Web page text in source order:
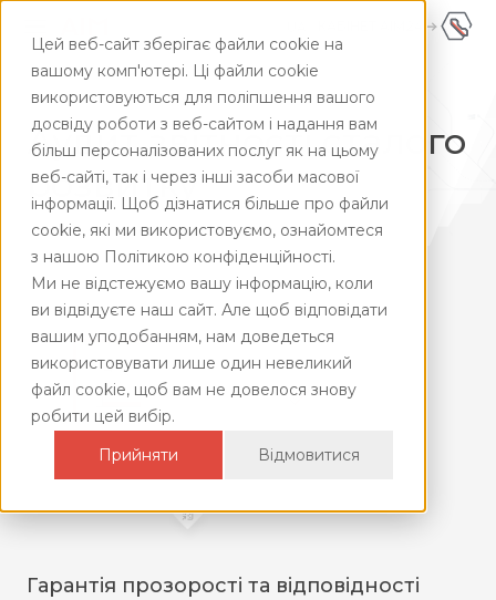
Цей веб-сайт зберігає файли cookie на
вашому комп'ютері. Ці файли cookie
використовуються для поліпшення вашого
досвіду роботи з веб-сайтом і надання вам
більш персоналізованих послуг як на цьому
веб-сайті, так і через інші засоби масової
інформації. Щоб дізнатися більше про файли
cookie, які ми використовуємо, ознайомтеся
з нашою Політикою конфіденційності.
Ми не відстежуємо вашу інформацію, коли
ви відвідуєте наш сайт. Але щоб відповідати
вашим уподобанням, нам доведеться
використовувати лише один невеликий
файл cookie, щоб вам не довелося знову
робити цей вибір.
Прийняти
Відмовитися
UA
ENG
Головна / Фінансово-консультаційні послуги / ESG аудит
Аудит звітності сталого
розвитку
Гарантія прозорості та відповідності